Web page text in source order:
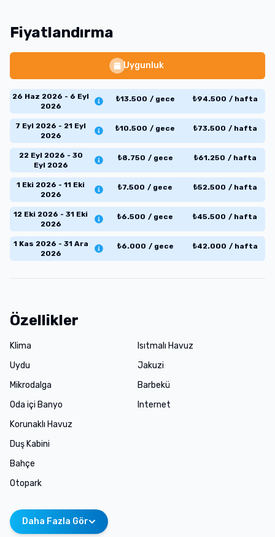
Fiyatlandırma
Uygunluk
26 Haz 2026 - 6 Eyl
2026
₺13.500 / gece ₺94.500 / hafta
7 Eyl 2026 - 21 Eyl
2026
₺10.500 / gece ₺73.500 / hafta
22 Eyl 2026 - 30
Eyl 2026
₺8.750 / gece ₺61.250 / hafta
1 Eki 2026 - 11 Eki
2026
₺7.500 / gece ₺52.500 / hafta
12 Eki 2026 - 31 Eki
2026
₺6.500 / gece ₺45.500 / hafta
1 Kas 2026 - 31 Ara
2026
₺6.000 / gece ₺42.000 / hafta
Özellikler
Klima
Uydu
Mikrodalga
Oda içi Banyo
Isıtmalı Havuz
Jakuzi
Barbekü
Internet
Korunaklı Havuz
Duş Kabini
Bahçe
Otopark
Daha Fazla Gör